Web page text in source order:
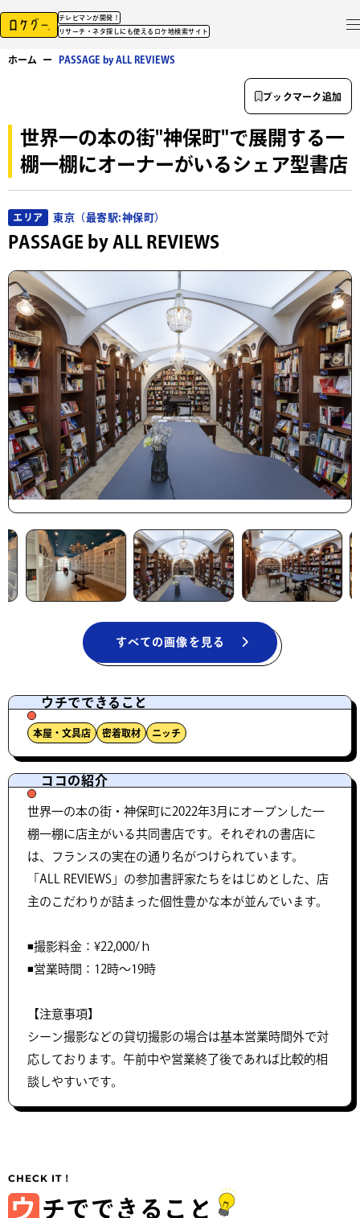
テレビマンが開発！
リサーチ・ネタ探しにも使えるロケ地検索サイト
ホーム ー PASSAGE by ALL REVIEWS
世界一の本の街"神保町"で展開する一
棚一棚にオーナーがいるシェア型書店
エリア 東京（最寄駅:神保町）
PASSAGE by ALL REVIEWS
すべての画像を見る
ウチでできること
本屋・文具店 密着取材 ニッチ
ココの紹介
世界一の本の街・神保町に2022年3月にオープンした一
棚一棚に店主がいる共同書店です。それぞれの書店に
は、フランスの実在の通り名がつけられています。
「ALL REVIEWS」の参加書評家たちをはじめとした、店
主のこだわりが詰まった個性豊かな本が並んでいます。
◾️撮影料金：¥22,000/ｈ
◾️営業時間：12時〜19時
【注意事項】
シーン撮影などの貸切撮影の場合は基本営業時間外で対
応しております。午前中や営業終了後であれば比較的相
談しやすいです。
ウ チでできること
ブックマーク追加